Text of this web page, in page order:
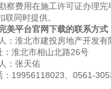
察费用在施工许可证办理完
联同时提供。
美平台官网下载的联系方式
：淮北市建投房地产开发有
淮北市相山北路26号
：张天佑
19956118023、0561-